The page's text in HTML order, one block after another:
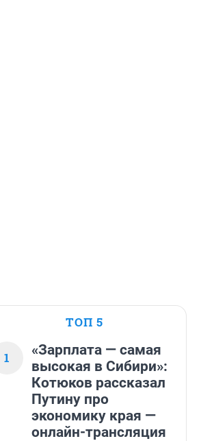
ТОП 5
1
«Зарплата — самая
высокая в Сибири»:
Котюков рассказал
Путину про
экономику края —
онлайн-трансляция